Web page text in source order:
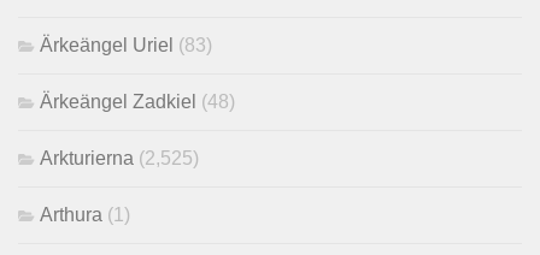
Ärkeängel Uriel (83)
Ärkeängel Zadkiel (48)
Arkturierna (2,525)
Arthura (1)